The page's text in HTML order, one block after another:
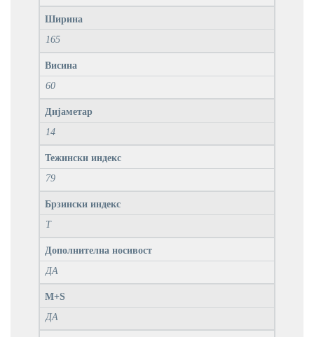
Ширина
165
Висина
60
Дијаметар
14
Тежински индекс
79
Брзински индекс
T
Дополнителна носивост
ДА
M+S
ДА